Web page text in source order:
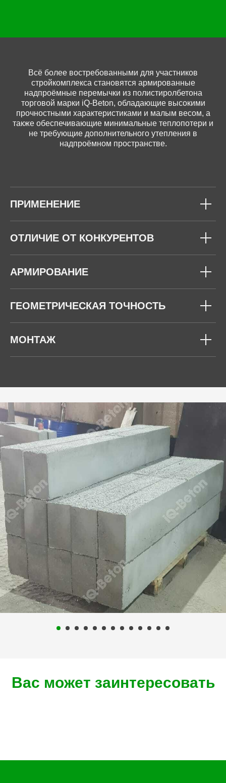
Всё более востребованными для участников
стройкомплекса становятся армированные
надпроёмные перемычки из полистиролбетона
торговой марки iQ-Beton, обладающие высокими
прочностными характеристиками и малым весом, а
также обеспечивающие минимальные теплопотери и
не требующие дополнительного утепления в
надпроёмном пространстве.
ПРИМЕНЕНИЕ
ОТЛИЧИЕ ОТ КОНКУРЕНТОВ
АРМИРОВАНИЕ
ГЕОМЕТРИЧЕСКАЯ ТОЧНОСТЬ
МОНТАЖ
Вас может заинтересовать